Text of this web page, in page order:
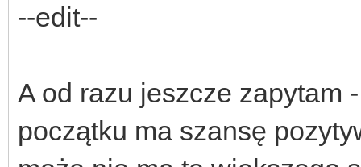
--edit--
A od razu jeszcze zapytam
początku ma szansę